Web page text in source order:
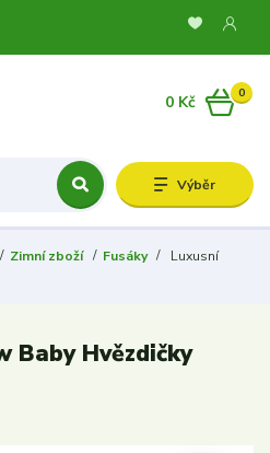
Výběr
0
0 Kč
Zimní zboží Fusáky
Luxusní
Baby Hvězdičky